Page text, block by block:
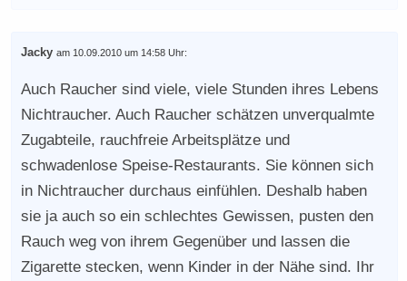
Jacky am 10.09.2010 um 14:58 Uhr:
Auch Raucher sind viele, viele Stunden ihres Lebens
Nichtraucher. Auch Raucher schätzen unverqualmte
Zugabteile, rauchfreie Arbeitsplätze und
schwadenlose Speise-Restaurants. Sie können sich
in Nichtraucher durchaus einfühlen. Deshalb haben
sie ja auch so ein schlechtes Gewissen, pusten den
Rauch weg von ihrem Gegenüber und lassen die
Zigarette stecken, wenn Kinder in der Nähe sind. Ihr